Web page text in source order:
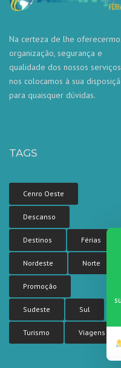
Na certeza de lhe
organização, segurança e
qualidade dos nossos
nos colocamos à sua
para quaisquer dúvidas.
TAGS
Cenro Oeste
Descanso
Destinos Férias
Nordeste Norte
Promoção
Sudeste Sul
Turismo Viagens